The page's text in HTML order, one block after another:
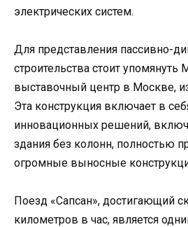
электрических систем.
Для представления пассивно-
строительства стоит
выставочный центр в Москве,
Эта конструкция включает в
инновационных решений,
здания без колонн, полностью
огромные выносные
Поезд «Сапсан», достигающий
километров в час, является